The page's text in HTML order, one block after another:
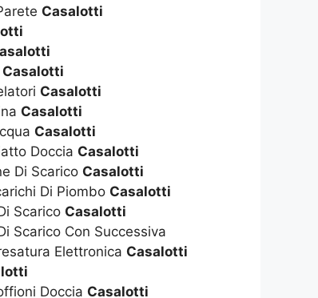
Casalotti
Casalotti
Casalotti
Casalotti
Casalotti
Doccia Casalotti
Di Scarico Casalotti
Di Piombo Casalotti
Scarico Casalotti
Scarico Con Successiva
Elettronica Casalotti
Doccia Casalotti